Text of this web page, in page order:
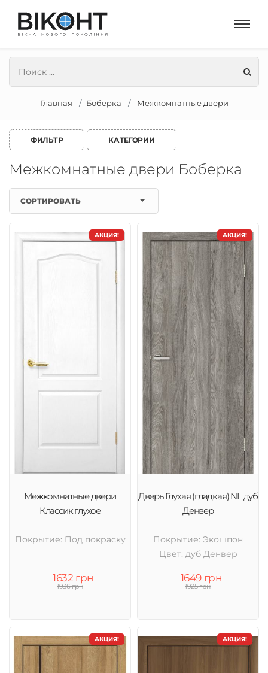
Главная Боберка Межкомнатные двери
ФИЛЬТР КАТЕГОРИИ
Межкомнатные двери Боберка
СОРТИРОВАТЬ
АКЦИЯ!
Межкомнатные двери
Классик глухое
Покрытие: Под покраску
1632 грн
1936 грн
АКЦИЯ!
Дверь Глухая (гладкая) NL дуб
Денвер
Покрытие: Экошпон
Цвет: дуб Денвер
1649 грн
1925 грн
АКЦИЯ! АКЦИЯ!